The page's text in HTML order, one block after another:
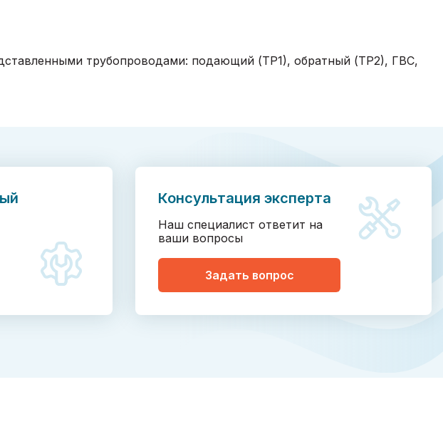
трубопроводами: подающий (ТР1), обратный (ТР2), ГВС,
Консультация эксперта
Наш специалист ответит на
ваши вопросы
Задать вопрос